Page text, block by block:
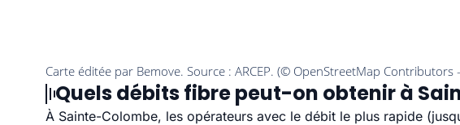
Quels débits fibre peut-on obtenir à
À Sainte-Colombe, les opérateurs avec le débit le plus rapide